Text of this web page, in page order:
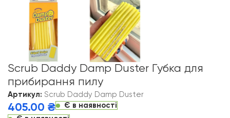
Scrub Daddy Damp Duster Губка для
прибирання пилу
Артикул: Scrub Daddy Damp Duster
405.00 ₴
Є в наявності